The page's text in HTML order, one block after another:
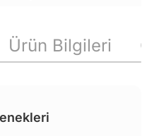
Ürün Bilgileri